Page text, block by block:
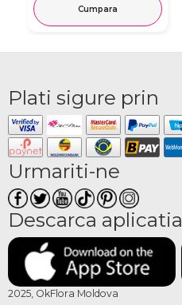
Cumpara
Plati sigure prin
Urmariti-ne
Descarca aplicatia
2025, OkFlora Moldova